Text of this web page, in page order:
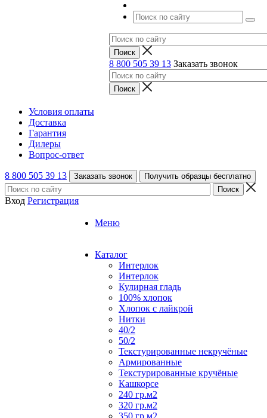
8 800 505 39 13 Заказать звонок
Условия оплаты
Доставка
Гарантия
Дилеры
Вопрос-ответ
8 800 505 39 13 Заказать звонок Получить образцы бесплатно
Вход Регистрация
Меню
Каталог
Интерлок
Интерлок
Кулирная гладь
100% хлопок
Хлопок с лайкрой
Нитки
40/2
50/2
Текстурированные некручёные
Армированные
Текстурированные кручёные
Кашкорсе
240 гр.м2
320 гр.м2
350 гр.м2